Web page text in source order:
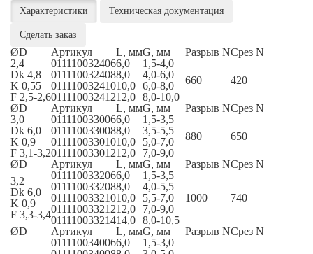
Характеристики Техническая документация
Сделать заказ
ØD Артикул L, ммG, мм Разрыв NСрез N
2,4
Dk 4,8
K 0,55
F 2,5-2,6
0111100324066,0
1,5-4,0
660
420
0111100324088,0
4,0-6,0
01111003241010,0 6,0-8,0
01111003241212,0 8,0-10,0
ØD
Артикул L, ммG, мм Разрыв NСрез N
3,0
Dk 6,0
K 0,9
F 3,1-3,2
0111100330066,0
1,5-3,5
880
650
0111100330088,0
3,5-5,5
01111003301010,0
5,0-7,0
01111003301212,0
7,0-9,0
ØD
Артикул L, ммG, мм Разрыв NСрез N
3,2
Dk 6,0
K 0,9
F 3,3-3,4
0111100332066,0
1,5-3,5
1000
740
0111100332088,0
4,0-5,5
01111003321010,0
5,5-7,0
01111003321212,0
7,0-9,0
01111003321414,0 8,0-10,5
ØD
Артикул L, ммG, мм Разрыв NСрез N
0111100340066,0 1,5-3,0